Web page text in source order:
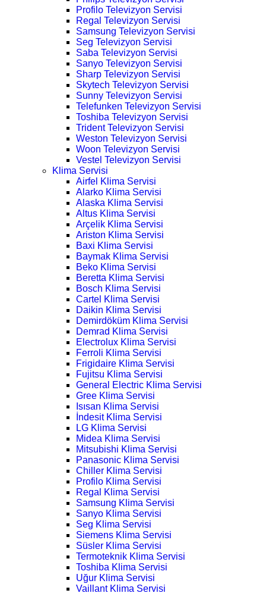
Profilo Televizyon Servisi
Regal Televizyon Servisi
Samsung Televizyon Servisi
Seg Televizyon Servisi
Saba Televizyon Servisi
Sanyo Televizyon Servisi
Sharp Televizyon Servisi
Skytech Televizyon Servisi
Sunny Televizyon Servisi
Telefunken Televizyon Servisi
Toshiba Televizyon Servisi
Trident Televizyon Servisi
Weston Televizyon Servisi
Woon Televizyon Servisi
Vestel Televizyon Servisi
Klima Servisi
Airfel Klima Servisi
Alarko Klima Servisi
Alaska Klima Servisi
Altus Klima Servisi
Arçelik Klima Servisi
Ariston Klima Servisi
Baxi Klima Servisi
Baymak Klima Servisi
Beko Klima Servisi
Beretta Klima Servisi
Bosch Klima Servisi
Cartel Klima Servisi
Daikin Klima Servisi
Demirdöküm Klima Servisi
Demrad Klima Servisi
Electrolux Klima Servisi
Ferroli Klima Servisi
Frigidaire Klima Servisi
Fujitsu Klima Servisi
General Electric Klima Servisi
Gree Klima Servisi
Isısan Klima Servisi
İndesit Klima Servisi
LG Klima Servisi
Midea Klima Servisi
Mitsubishi Klima Servisi
Panasonic Klima Servisi
Chiller Klima Servisi
Profilo Klima Servisi
Regal Klima Servisi
Samsung Klima Servisi
Sanyo Klima Servisi
Seg Klima Servisi
Siemens Klima Servisi
Süsler Klima Servisi
Termoteknik Klima Servisi
Toshiba Klima Servisi
Uğur Klima Servisi
Vaillant Klima Servisi